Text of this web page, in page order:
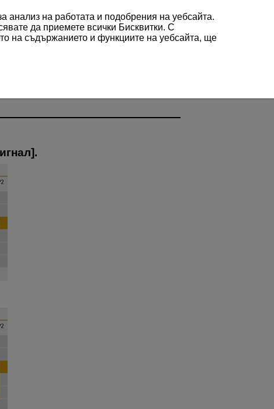
].
анализ на работата и подобрения на уебсайта.
да приемете всички Бисквитки. С
на съдържанието и функциите на уебсайта, ще